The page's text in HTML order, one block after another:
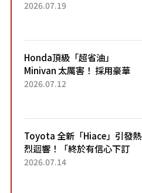
採用由「匠人技藝」打造的
2026.07.19
Honda頂級「超省油」
Minivan 太厲害！ 採用豪華
「真皮座椅」與專屬「黑色內
「三...
2026.07.12
Toyota 全新「Hiace」引發熱
烈迴響！「終於有信心下訂
了！」「哪個等級交車最
2026.07.14